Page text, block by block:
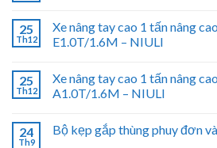
25
Th12
Xe nâng tay cao 1 tấn nâng
E1.0T/1.6M – NIULI
25
Th12
Xe nâng tay cao 1 tấn nâng
A1.0T/1.6M – NIULI
24
Th9
Bộ kẹp gắp thùng phuy đơn